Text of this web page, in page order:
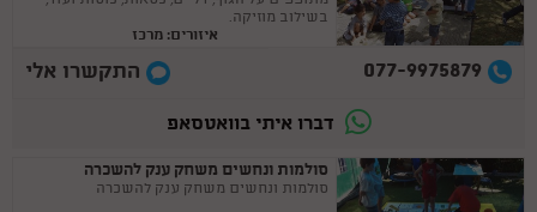
בשילוב מוזיקה.
איזורים: מרכז
077-9975879 התקשרו אלי
דברו איתי בוואטסאפ
סולמות ונחשים משחק ענק להשכרה
סולמות ונחשים משחק ענק להשכרה